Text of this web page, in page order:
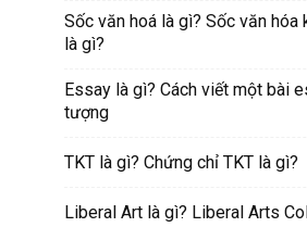
Sốc văn hoá là gì? Sốc văn hóa
là gì?
Essay là gì? Cách viết một bài
tượng
TKT là gì? Chứng chỉ TKT là gì?
Liberal Art là gì? Liberal Arts